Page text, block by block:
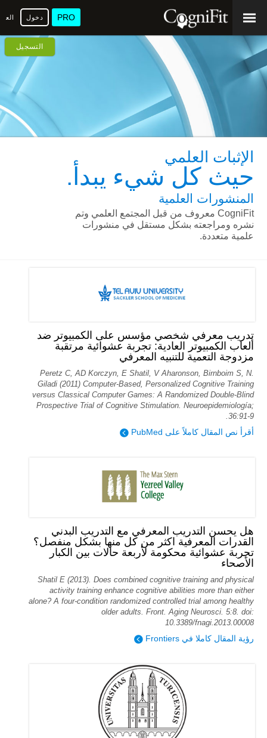
PRO دخول
التسجيل
الإثبات العلمي
حيث كل شيء يبدأ.
المنشورات العلمية
CogniFit معروف من قبل المجتمع العلمي وتم
نشره ومراجعته بشكل مستقل في منشورات
علمية متعددة.
تدريب معرفي شخصي مؤسس على الكمبيوتر ضد
ألعاب الكمبيوتر العادية: تجربة عشوائية مرتقبة
مزدوجة التعمية للتنبيه المعرفي
Peretz C, AD Korczyn, E Shatil, V Aharonson, Birnboim S, N.
Giladi (2011) Computer-Based, Personalized Cognitive Training
versus Classical Computer Games: A Randomized Double-Blind
Prospective Trial of Cognitive Stimulation. Neuroepidemiología;
36:91-9.
أقرأ نص المقال كاملاً على PubMed
هل يحسن التدريب المعرفي مع التدريب البدني
القدرات المعرفية اكثر من كل منها بشكل منفصل؟
تجربة عشوائية محكومة لأربعة حالات بين الكبار
الأصحاء
Shatil E (2013). Does combined cognitive training and physical
activity training enhance cognitive abilities more than either
alone? A four-condition randomized controlled trial among healthy
older adults. Front. Aging Neurosci. 5:8. doi:
10.3389/fnagi.2013.00008
رؤية المقال كاملا في Frontiers